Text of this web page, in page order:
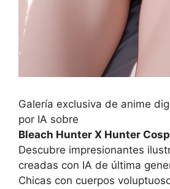
Galería exclusiva de anime
por IA sobre
Bleach Hunter X Hunter
Descubre impresionantes
creadas con IA de última
Chicas con cuerpos